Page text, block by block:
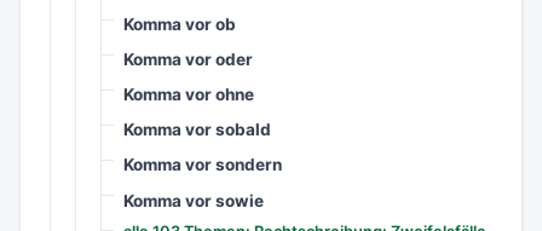
Komma vor ob
Komma vor oder
Komma vor ohne
Komma vor sobald
Komma vor sondern
Komma vor sowie